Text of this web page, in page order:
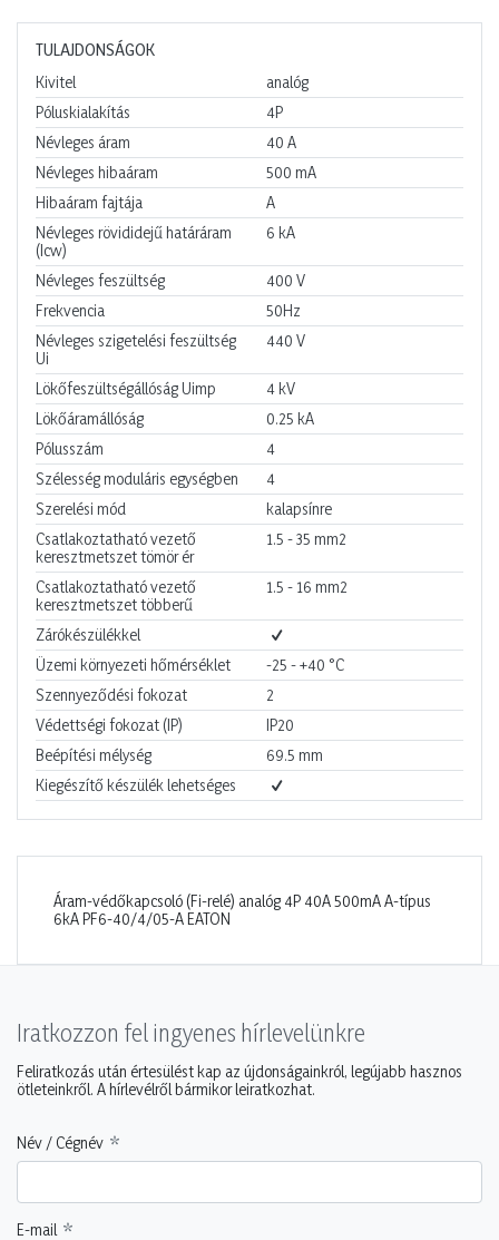
TULAJDONSÁGOK
Kivitel
analóg
Póluskialakítás
4P
Névleges áram
40 A
Névleges hibaáram
500 mA
Hibaáram fajtája
A
Névleges rövididejű határáram
(Icw)
6 kA
Névleges feszültség 400 V
Frekvencia
50Hz
Névleges szigetelési feszültség
Ui
440 V
Lökőfeszültségállóság Uimp 4 kV
Lökőáramállóság
0.25 kA
Pólusszám
4
Szélesség moduláris egységben
4
Szerelési mód
kalapsínre
Csatlakoztatható vezető
keresztmetszet tömör ér
1.5 - 35 mm2
Csatlakoztatható vezető
keresztmetszet többerű
1.5 - 16 mm2
Zárókészülékkel
Üzemi környezeti hőmérséklet
-25 - +40 °C
Szennyeződési fokozat
2
Védettségi fokozat (IP)
IP20
Beépítési mélység
69.5 mm
Kiegészítő készülék lehetséges
Áram-védőkapcsoló (Fi-relé) analóg 4P 40A 500mA A-típus
6kA PF6-40/4/05-A EATON
Iratkozzon fel ingyenes hírlevelünkre
Feliratkozás után értesülést kap az újdonságainkról, legújabb hasznos
ötleteinkről. A hírlevélről bármikor leiratkozhat.
Név / Cégnév
E-mail